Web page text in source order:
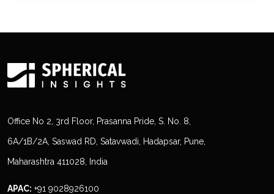
Office No 2, 3rd Floor, Prasanna Pride, S. No. 8,
6A/1B/2A, Saswad RD, Satavwadi, Hadapsar, Pune,
Maharashtra 411028, India
APAC: +91 9028926100